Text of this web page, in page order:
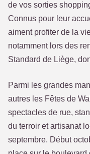
de vos sorties
Connus pour leur
aiment profiter de la
notamment lors des
Standard de Liège,
Parmi les grandes
autres les Fêtes de
spectacles de rue,
du terroir et artisanat
septembre. Début